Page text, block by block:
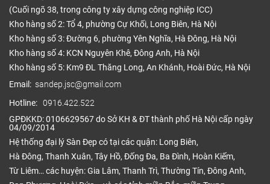
(Cuối ngõ 38, trong công ty xây dựng công nghiệp ICC)
Kho hàng số 2: Tổ 4, phường Cự Khối, Long Biên, Hà Nội
Kho hàng số 3: Đường 6, phường Yên Nghĩa, Hà Đông, Hà Nội
Kho hàng số 4: KCN Nguyên Khê, Đông Anh, Hà Nội
Kho hàng số 5: Km9 ĐL Thăng Long, An Khánh, Hoài Đức, Hà Nội
Email: sandep.jsc@gmail.com
Hotline: 0916.422.522
GPĐKKD: 0106629567 do Sở KH & ĐT thành phố Hà Nội cấp ngày
04/09/2014
Hệ thống đại lý Sàn Đẹp có tại các quận: Long Biên,
Hà Đông, Thanh Xuân, Tây Hồ, Đống Đa, Ba Đình, Hoàn Kiếm,
Từ Liêm… các huyện: Gia Lâm, Thanh Trì, Thường Tín, Đông Anh,